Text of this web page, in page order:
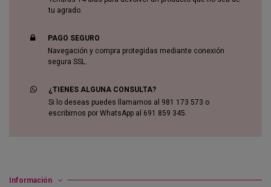
tu agrado.
PAGO SEGURO
Navegación y compra protegidas mediante conexión
segura SSL.
¿TIENES ALGUNA CONSULTA?
Si lo deseas puedes llamarnos al 981 173 573 o
escribirnos por WhatsApp al 691 859 345.
Información